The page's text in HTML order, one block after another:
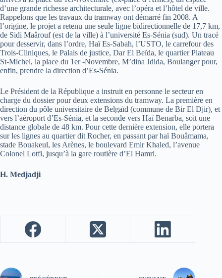
d’une grande richesse architecturale, avec l’opéra et l’hôtel de ville.
Rappelons que les travaux du tramway ont démarré fin 2008. A
l’origine, le projet a retenu une seule ligne bidirectionnelle de 17,7 km,
de Sidi Maârouf (est de la ville) à l’université Es-Sénia (sud). Un tracé
pour desservir, dans l’ordre, Haï Es-Sabah, l’USTO, le carrefour des
Trois-Cliniques, le Palais de justice, Dar El Beïda, le quartier Plateau
St-Michel, la place du 1er -Novembre, M’dina Jdida, Boulanger pour,
enfin, prendre la direction d’Es-Sénia.
Le Président de la République a instruit en personne le secteur en
charge du dossier pour deux extensions du tramway. La première en
direction du pôle universitaire de Belgaïd (commune de Bir El Djir), et
vers l’aéroport d’Es-Sénia, et la seconde vers Haï Benarba, soit une
distance globale de 48 km. Pour cette dernière extension, elle portera
sur les lignes au quartier dit Rocher, en passant par haï Bouâmama,
stade Bouakeul, les Arènes, le boulevard Emir Khaled, l’avenue
Colonel Lotfi, jusqu’à la gare routière d’El Hamri.
H. Medjadji